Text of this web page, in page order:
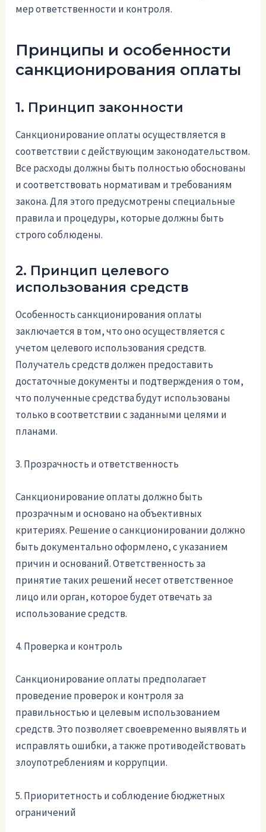
мер ответственности и контроля.
Принципы и особенности
санкционирования оплаты
1. Принцип законности
Санкционирование оплаты осуществляется в
соответствии с действующим законодательством.
Все расходы должны быть полностью обоснованы
и соответствовать нормативам и требованиям
закона. Для этого предусмотрены специальные
правила и процедуры, которые должны быть
строго соблюдены.
2. Принцип целевого
использования средств
Особенность санкционирования оплаты
заключается в том, что оно осуществляется с
учетом целевого использования средств.
Получатель средств должен предоставить
достаточные документы и подтверждения о том,
что полученные средства будут использованы
только в соответствии с заданными целями и
планами.
3. Прозрачность и ответственность
Санкционирование оплаты должно быть
прозрачным и основано на объективных
критериях. Решение о санкционировании должно
быть документально оформлено, с указанием
причин и оснований. Ответственность за
принятие таких решений несет ответственное
лицо или орган, которое будет отвечать за
использование средств.
4. Проверка и контроль
Санкционирование оплаты предполагает
проведение проверок и контроля за
правильностью и целевым использованием
средств. Это позволяет своевременно выявлять и
исправлять ошибки, а также противодействовать
злоупотреблениям и коррупции.
5. Приоритетность и соблюдение бюджетных
ограничений